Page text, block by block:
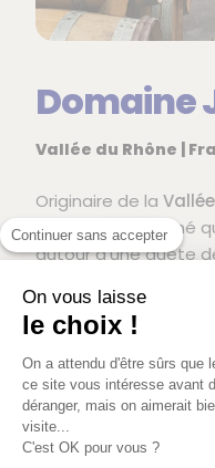
Continuer sans accepter
On vous laisse
le choix !
On a attendu d'être sûrs que
ce site vous intéresse avant
déranger, mais on aimerait
visite...
C'est OK pour vous ?
Domaine
Vallée du Rhône |
Originaire de la
vigneron passionné
autour d’une quête
d’expression
septentrionaux
.
formatrices auprès
vigneron, de la
en Espagne, il lance
vinifiant son premier
ses parents avant